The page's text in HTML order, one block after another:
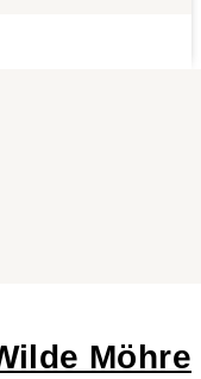
Möhre